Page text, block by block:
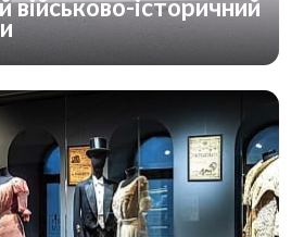
військово-історичний